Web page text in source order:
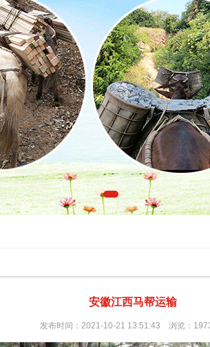
安徽江西马帮运输
发布时间：2021-10-21 13:51:43 浏览：